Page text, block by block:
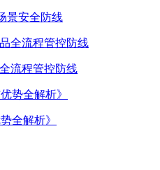
景安全防线
流程管控防线
全解析》